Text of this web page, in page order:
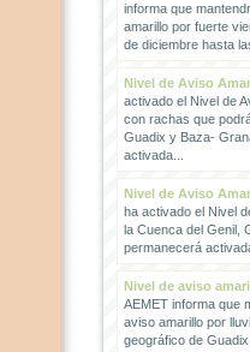
informa que
amarillo por fuerte
de diciembre hasta
Nivel de Aviso
activado el Nivel de
con rachas que
Guadix y Baza-
activada...
Nivel de Aviso
ha activado el Nivel
la Cuenca del Genil,
permanecerá
Nivel de aviso
AEMET informa que
aviso amarillo por
geográfico de